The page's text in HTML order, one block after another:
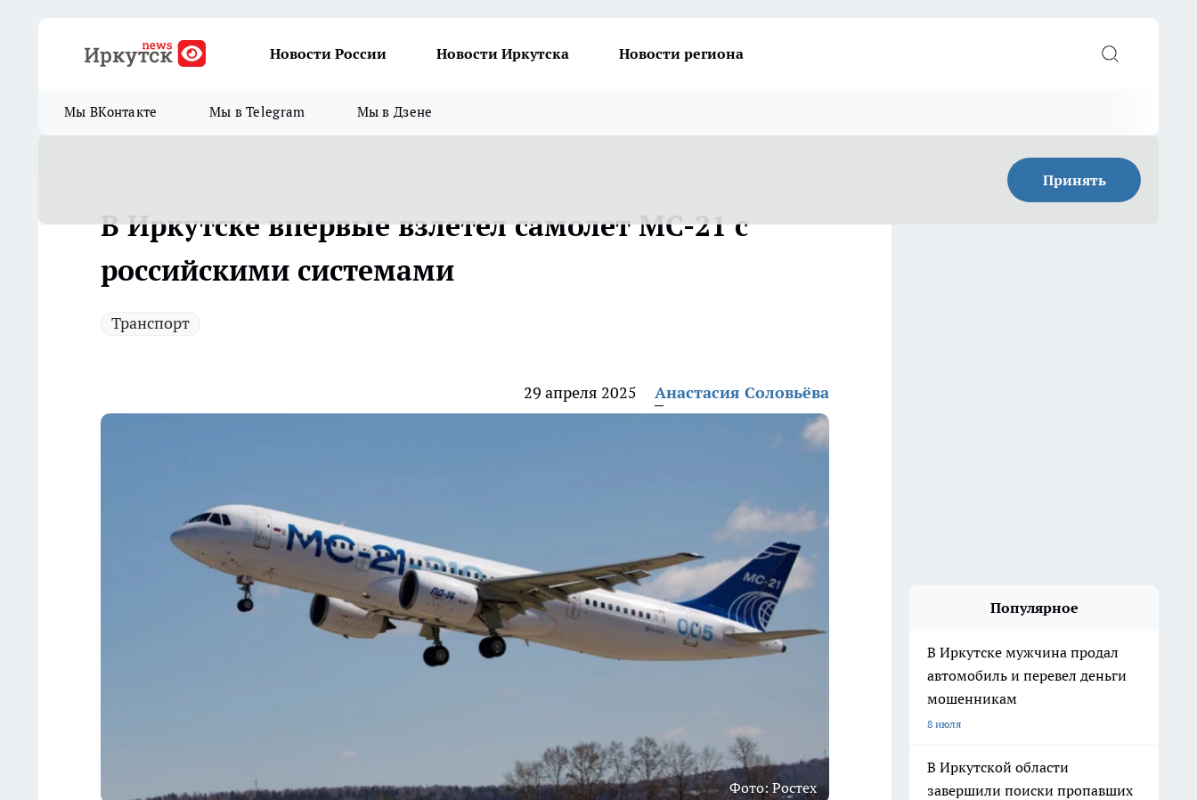
Новости России Новости Иркутска Новости региона
Мы ВКонтакте Мы в Telegram Мы в Дзене
Принять
В Иркутске впервые взлетел самолет МС-21 с
российскими системами
Транспорт
29 апреля 2025 Анастасия Соловьёва
Фото: Ростех
Популярное
В Иркутске мужчина продал
автомобиль и перевел деньги
мошенникам
8 июля
В Иркутской области
завершили поиски пропавших